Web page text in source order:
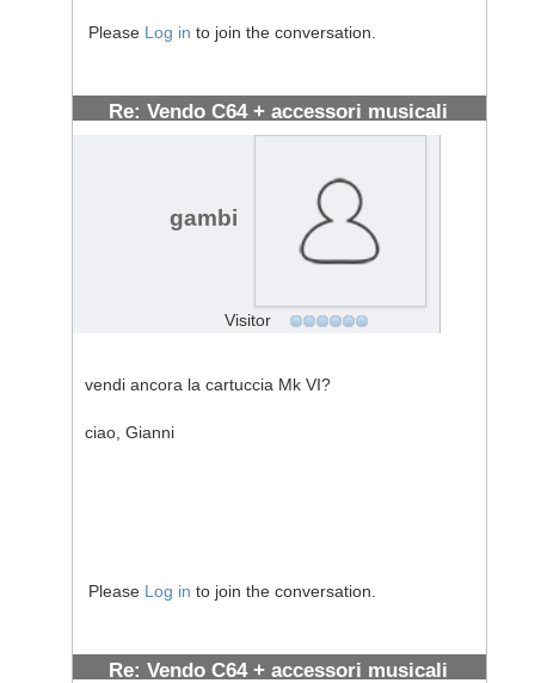
Please Log in to join the conversation.
Re: Vendo C64 + accessori musicali
gambi
Visitor
vendi ancora la cartuccia Mk VI?
ciao, Gianni
Please Log in to join the conversation.
Re: Vendo C64 + accessori musicali